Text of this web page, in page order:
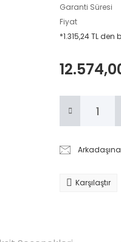
Garanti Süresi
Fiyat
*1.315,24 TL
Karşılaştır